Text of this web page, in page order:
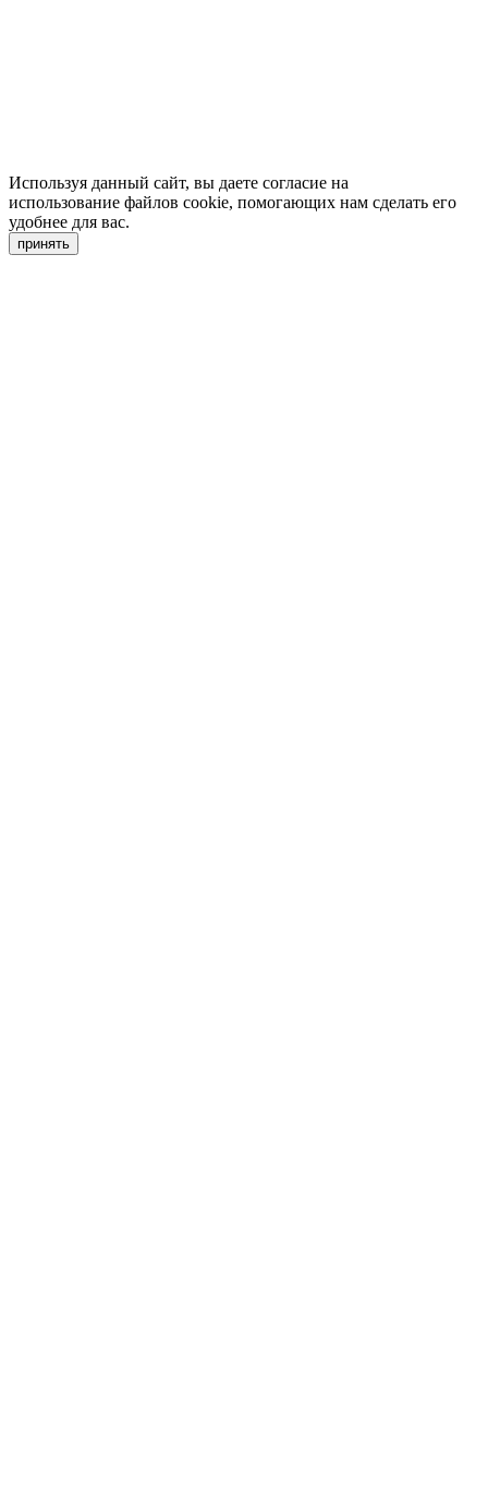
Используя данный сайт, вы даете согласие на
использование файлов cookie, помогающих нам сделать его
удобнее для вас.
принять